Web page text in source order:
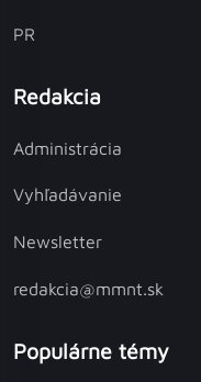
PR
Redakcia
Administrácia
Vyhľadávanie
Newsletter
redakcia@mmnt.sk
Populárne témy